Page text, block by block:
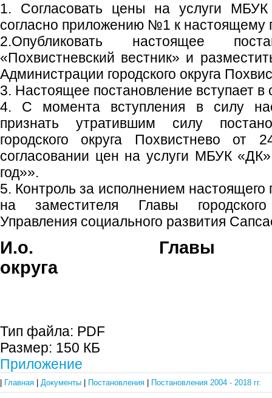
1. Согласовать цены на услуги МБУК
согласно приложению №1 к настоящему
2.Опубликовать настоящее
«Похвистневский вестник» и
Администрации городского округа
3. Настоящее постановление вступает в
4. С момента вступления в силу
признать утратившим силу
городского округа Похвистнево
согласовании цен на услуги МБУК
год»».
5. Контроль за исполнением настоящего
на заместителя Главы городского
Управления социального развития
И.о. Главы
округа Н.Н.
Тип файла: PDF
Размер: 150 КБ
Приложение
Главная Документы Постановления Постановления 2004 - 2018 гг.